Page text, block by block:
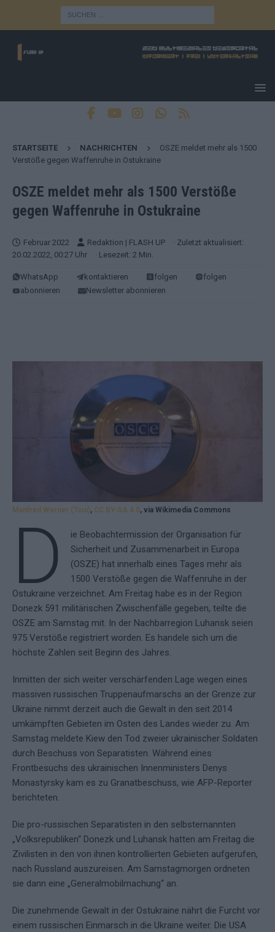
STARTSEITE NACHRICHTEN
OSZE meldet mehr als 1500
Verstöße gegen Waffenruhe in Ostukraine
OSZE meldet mehr als 1500 Verstöße
gegen Waffenruhe in Ostukraine
Februar 2022 Redaktion | FLASH UP
· Zuletzt aktualisiert:
20.02.2022, 00:27 Uhr
· Lesezeit: 2 Min.
WhatsApp kontaktieren folgen
folgen
abonnieren
Newsletter abonnieren
Manfred Werner (Tsui), CC BY-SA 4.0, via Wikimedia Commons
D
ie Beobachtermission der Organisation für
Sicherheit und Zusammenarbeit in Europa
(OSZE) hat innerhalb eines Tages mehr als
1500 Verstöße gegen die Waffenruhe in der
Ostukraine verzeichnet. Am Freitag habe es in der Region
Donezk 591 militärischen Zwischenfälle gegeben, teilte die
OSZE am Samstag mit. In der Nachbarregion Luhansk seien
975 Verstöße registriert worden. Es handele sich um die
höchste Zahlen seit Beginn des Jahres.
Inmitten der sich weiter verschärfenden Lage wegen eines
massiven russischen Truppenaufmarschs an der Grenze zur
Ukraine nimmt derzeit auch die Gewalt in den seit 2014
umkämpften Gebieten im Osten des Landes wieder zu. Am
Samstag meldete Kiew den Tod zweier ukrainischer Soldaten
durch Beschuss von Separatisten. Während eines
Frontbesuchs des ukrainischen Innenministers Denys
Monastyrsky kam es zu Granatbeschuss, wie AFP-Reporter
berichteten.
Die pro-russischen Separatisten in den selbsternannten
„Volksrepubliken“ Donezk und Luhansk hatten am Freitag die
Zivilisten in den von ihnen kontrollierten Gebieten aufgerufen,
nach Russland auszureisen. Am Samstagmorgen ordneten
sie dann eine „Generalmobilmachung“ an.
Die zunehmende Gewalt in der Ostukraine nährt die Furcht vor
einem russischen Einmarsch in die Ukraine weiter. Die USA